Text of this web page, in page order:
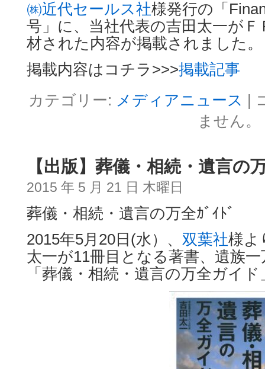
㈱近代セールス社様発行の「
号」に、当社代表の吉田太一が
材された内容が掲載されました。
掲載内容はコチラ>>>掲載記事
カテゴリー: メディアニュース
ません。
【出版】葬儀・相続・遺言の
2015 年 5 月 21 日 木曜日
葬儀・相続・遺言の万全ｶﾞｲﾄﾞ
2015年5月20日(水）、 双葉社様よ
太一が11冊目となる著書、遺族
「葬儀・相続・遺言の万全ガイ